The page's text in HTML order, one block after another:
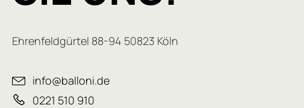
Ehrenfeldgürtel 88-94 50823 Köln
info@balloni.de
0221 510 910